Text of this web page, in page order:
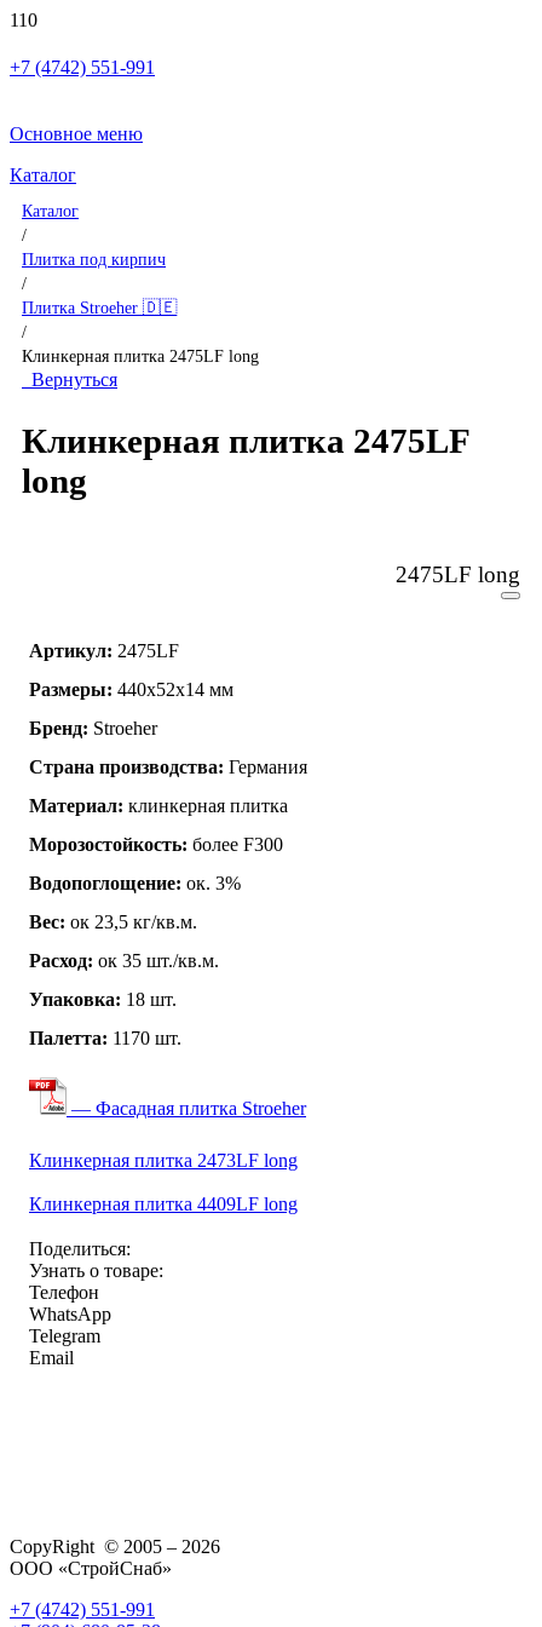
+7 (4742) 551-991
Основное меню
Каталог
Каталог
/
Плитка под кирпич
/
Плитка Stroeher 🇩🇪
/
Клинкерная плитка 2475LF long
Вернуться
Клинкерная плитка 2475LF
long
2475LF long
Артикул: 2475LF
Размеры: 440x52x14 мм
Бренд: Stroeher
Страна производства: Германия
Материал: клинкерная плитка
Морозостойкость: более F300
Водопоглощение: ок. 3%
Вес: ок 23,5 кг/кв.м.
Расход: ок 35 шт./кв.м.
Упаковка: 18 шт.
Палетта: 1170 шт.
— Фасадная плитка Stroeher
Клинкерная плитка 2473LF long
Клинкерная плитка 4409LF long
Поделиться:
Узнать о товаре:
Телефон
WhatsApp
Telegram
Email
CopyRight © 2005 – 2026
ООО «СтройСнаб»
+7 (4742) 551-991